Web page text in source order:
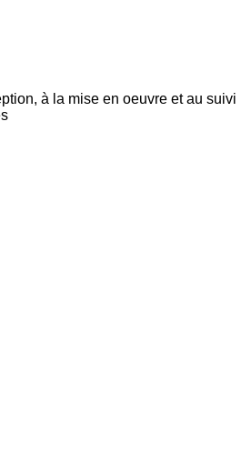
à la mise en oeuvre et au suivi